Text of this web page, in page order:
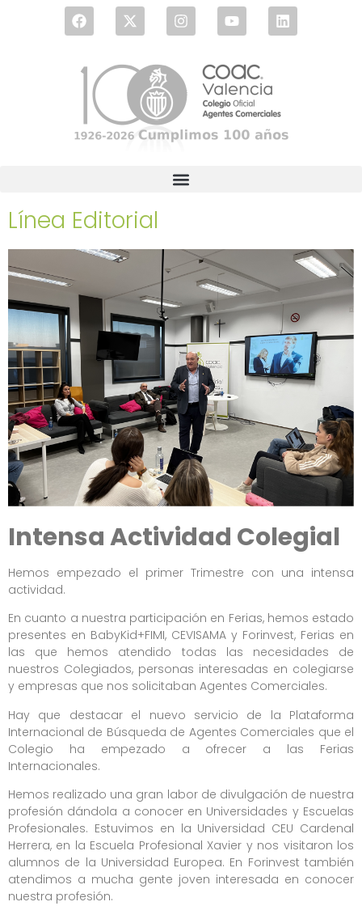
Línea Editorial
Intensa Actividad Colegial
Hemos empezado el primer Trimestre con una intensa
actividad.
En cuanto a nuestra participación en Ferias, hemos estado
presentes en BabyKid+FIMI, CEVISAMA y Forinvest, Ferias en
las que hemos atendido todas las necesidades de
nuestros Colegiados, personas interesadas en colegiarse
y empresas que nos solicitaban Agentes Comerciales.
Hay que destacar el nuevo servicio de la Plataforma
Internacional de Búsqueda de Agentes Comerciales que el
Colegio ha empezado a ofrecer a las Ferias
Internacionales.
Hemos realizado una gran labor de divulgación de nuestra
profesión dándola a conocer en Universidades y Escuelas
Profesionales. Estuvimos en la Universidad CEU Cardenal
Herrera, en la Escuela Profesional Xavier y nos visitaron los
alumnos de la Universidad Europea. En Forinvest también
atendimos a mucha gente joven interesada en conocer
nuestra profesión.